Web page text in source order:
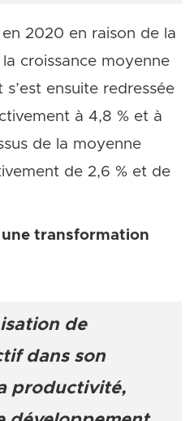
2020 en raison de la
croissance moyenne
ensuite redressée
à 4,8 % et à
de la moyenne
de 2,6 % et de
une transformation
de
dans son
productivité,